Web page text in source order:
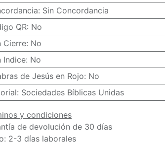
: Sin Concordancia
QR: No
Cierre: No
Indice: No
de Jesús en Rojo: No
: Sociedades Bíblicas Unidas
y condiciones
de devolución de 30 días
2-3 días laborales